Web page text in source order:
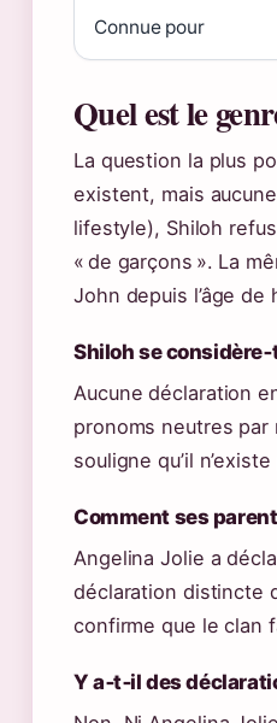
Connue pour
Quel est le
La question la plus
existent, mais
lifestyle), Shiloh
« de garçons ». La
John depuis l’âge de
Shiloh se
Aucune déclaration
pronoms neutres
souligne qu’il
Comment ses
Angelina Jolie a
déclaration distincte
confirme que le clan
Y a‑t‑il des